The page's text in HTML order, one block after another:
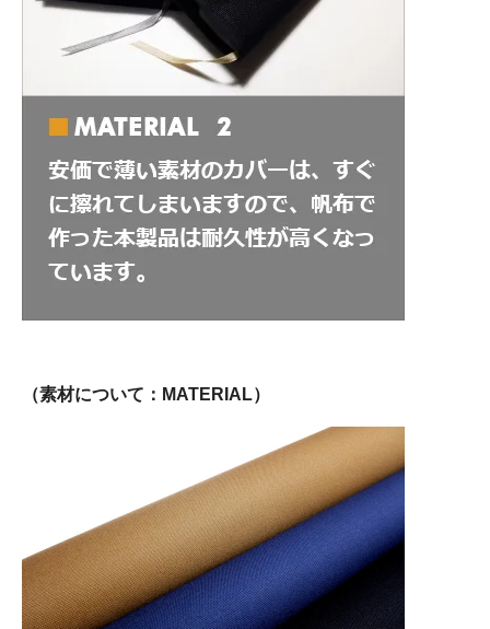
（素材について：MATERIAL）